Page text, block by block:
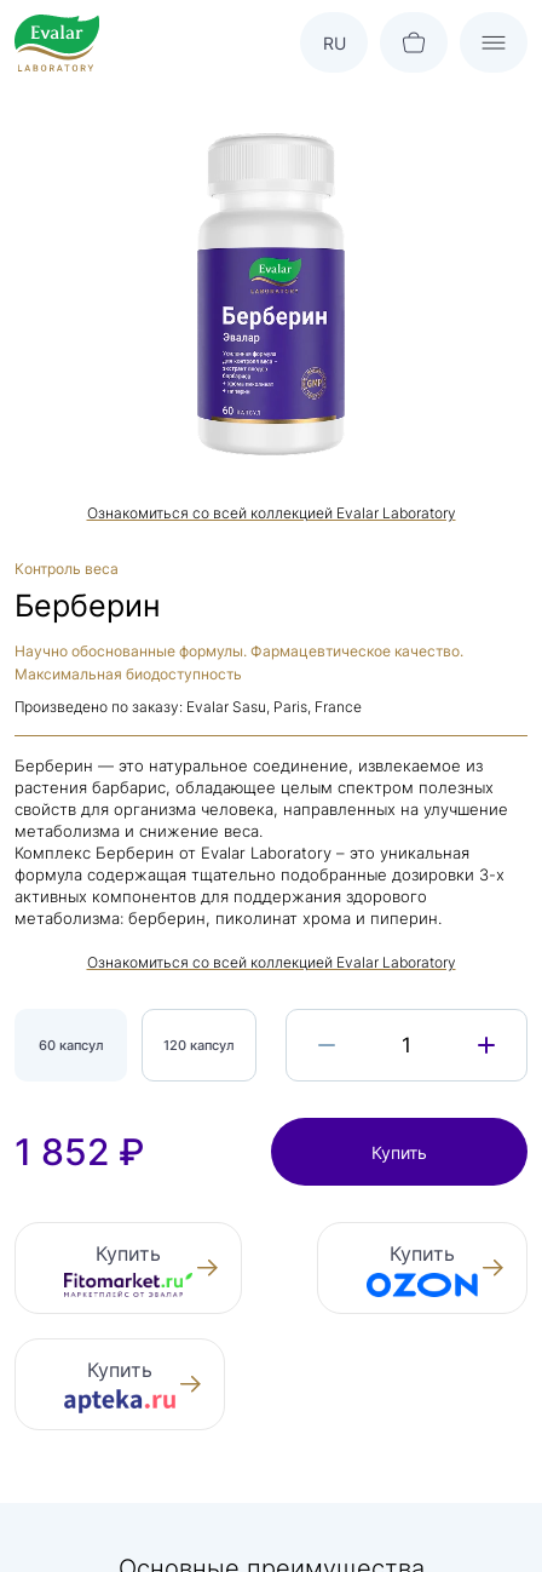
RU
Ознакомиться со всей коллекцией Evalar Laboratory
Контроль веса
Берберин
Научно обоснованные формулы. Фармацевтическое качество.
Максимальная биодоступность
Произведено по заказу: Evalar Sasu, Paris, France
Берберин — это натуральное соединение, извлекаемое из
растения барбарис, обладающее целым спектром полезных
свойств для организма человека, направленных на улучшение
метаболизма и снижение веса.
Комплекс Берберин от Evalar Laboratory – это уникальная
формула содержащая тщательно подобранные дозировки 3-х
активных компонентов для поддержания здорового
метаболизма: берберин, пиколинат хрома и пиперин.
Ознакомиться со всей коллекцией Evalar Laboratory
60 капсул 120 капсул 1
1 852 ₽ Купить
Купить Купить
Купить